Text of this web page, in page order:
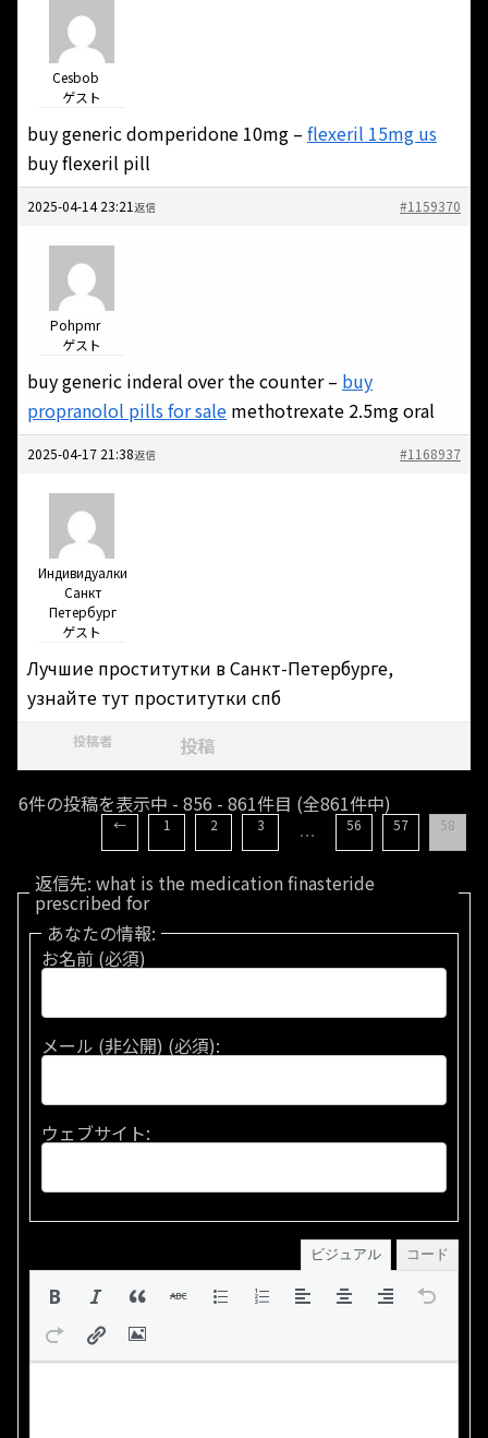
Cesbob
ゲスト
buy generic domperidone 10mg – flexeril 15mg us
buy flexeril pill
2025-04-14 23:21 #1159370
返信
Pohpmr
ゲスト
buy generic inderal over the counter – buy
propranolol pills for sale methotrexate 2.5mg oral
2025-04-17 21:38 #1168937
返信
Индивидуалки
Санкт
Петербург
ゲスト
Лучшие проститутки в Санкт-Петербурге,
узнайте тут проститутки спб
投稿者 投稿
6件の投稿を表示中 - 856 - 861件目 (全861件中)
← 1 2 3 … 56 57 58
返信先: what is the medication finasteride
prescribed for
あなたの情報:
お名前 (必須)
メール (非公開) (必須):
ウェブサイト:
ビジュアル コード